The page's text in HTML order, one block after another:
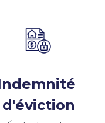
d'éviction